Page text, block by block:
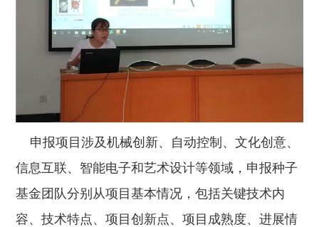
申报项目涉及机械创新、自动控制、文化创意、
信息互联、智能电子和艺术设计等领域，申报种子
基金团队分别从项目基本情况，包括关键技术内
容、技术特点、项目创新点、项目成熟度、进展情